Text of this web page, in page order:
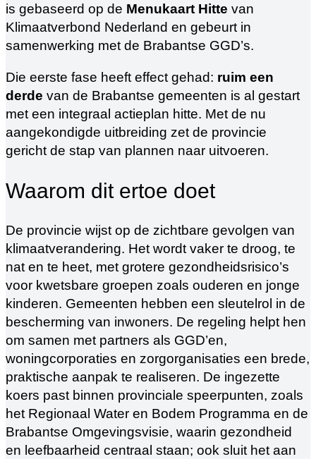
is gebaseerd op de Menukaart Hitte van
Klimaatverbond Nederland en gebeurt in
samenwerking met de Brabantse GGD’s.
Die eerste fase heeft effect gehad: ruim een
derde van de Brabantse gemeenten is al gestart
met een integraal actieplan hitte. Met de nu
aangekondigde uitbreiding zet de provincie
gericht de stap van plannen naar uitvoeren.
Waarom dit ertoe doet
De provincie wijst op de zichtbare gevolgen van
klimaatverandering. Het wordt vaker te droog, te
nat en te heet, met grotere gezondheidsrisico’s
voor kwetsbare groepen zoals ouderen en jonge
kinderen. Gemeenten hebben een sleutelrol in de
bescherming van inwoners. De regeling helpt hen
om samen met partners als GGD’en,
woningcorporaties en zorgorganisaties een brede,
praktische aanpak te realiseren. De ingezette
koers past binnen provinciale speerpunten, zoals
het Regionaal Water en Bodem Programma en de
Brabantse Omgevingsvisie, waarin gezondheid
en leefbaarheid centraal staan; ook sluit het aan